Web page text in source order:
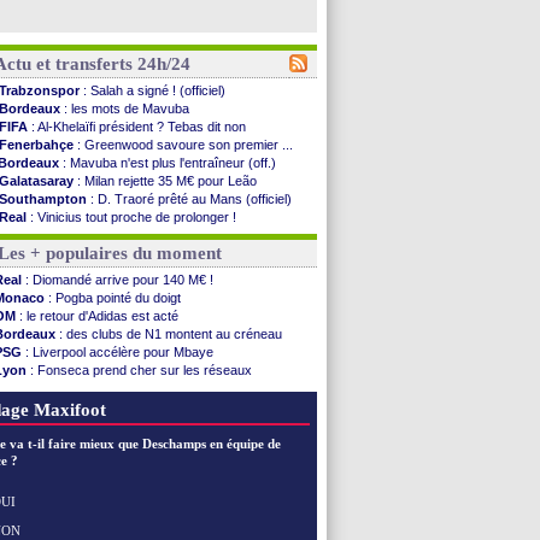
et transferts 24h/24
Trabzonspor : Salah a signé ! (officiel)
Bordeaux : les mots de Mavuba
FIFA : Al-Khelaïfi président ? Tebas dit non
Fenerbahçe : Greenwood savoure son premier ...
: Mavuba n'est plus l'entraîneur (off.)
Galatasaray : Milan rejette 35 M€ pour Leão
Southampton : D. Traoré prêté au Mans (officiel)
Real : Vinicius tout proche de prolonger !
: un accueil impressionnant pour Salah !
: Diomandé attendu ce jeudi à Madrid !
: Rodri, la piste Barça se confirme
PSG : Akliouche arrive ce jeudi à Paris !
Médias : la Liga quitte beIN Sports !
PSG: pas d'inquiétude pour Rafael Pol
Real: ça se complique pour Rodri !
Barça: Ferran Torres donne son feu vert au ...
FIFA : des excuses après le projet
Real : réponse imminente de Vinicius
Al-Ahli : Deschamps a discuté !
PSG
+ populaires du moment
: Diomandé arrive pour 140 M€ !
: Pogba pointé du doigt
: le retour d'Adidas est acté
: des clubs de N1 montent au créneau
: Liverpool accélère pour Mbaye
: Fonseca prend cher sur les réseaux
: une nouvelle offre pour Vinicius
Maxifoot
va t-il faire mieux que Deschamps en équipe de
?